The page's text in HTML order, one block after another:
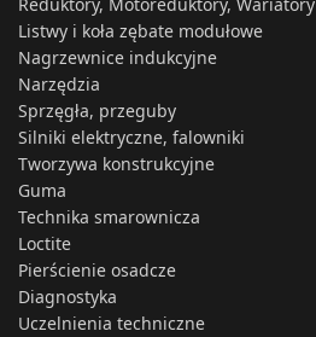
Listwy i koła zębate modułowe
Nagrzewnice indukcyjne
Narzędzia
Sprzęgła, przeguby
Silniki elektryczne, falowniki
Tworzywa konstrukcyjne
Guma
Technika smarownicza
Loctite
Pierścienie osadcze
Diagnostyka
Uczelnienia techniczne